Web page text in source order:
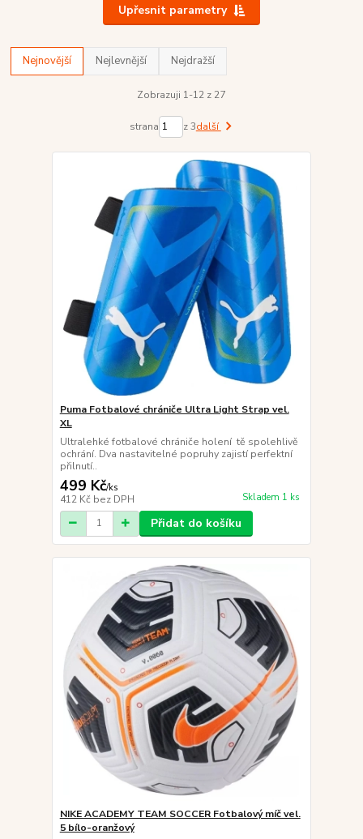
Upřesnit parametry
Nejnovější Nejlevnější Nejdražší
Zobrazuji 1-12 z 27
strana z 3další
Puma Fotbalové chrániče Ultra Light Strap vel.
XL
Ultralehké fotbalové chrániče holení tě spolehlivě
ochrání. Dva nastavitelné popruhy zajistí perfektní
přilnutí..
499 Kč/ks
412 Kč bez DPH Skladem 1 ks
Přidat do košíku
NIKE ACADEMY TEAM SOCCER Fotbalový míč vel.
5 bílo-oranžový